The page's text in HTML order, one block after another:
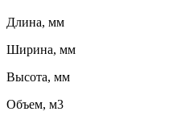
Длина, мм
Ширина, мм
Высота, мм
Объем, м3